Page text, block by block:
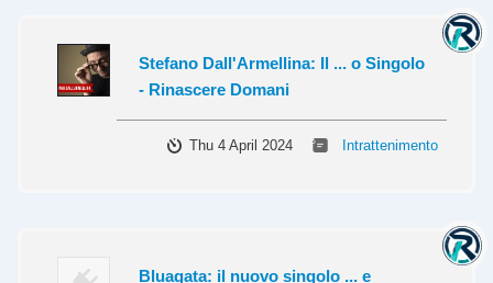
Stefano Dall'Armellina: Il ... o Singolo
- Rinascere Domani
Thu 4 April 2024 Intrattenimento
Bluagata: il nuovo singolo ... e